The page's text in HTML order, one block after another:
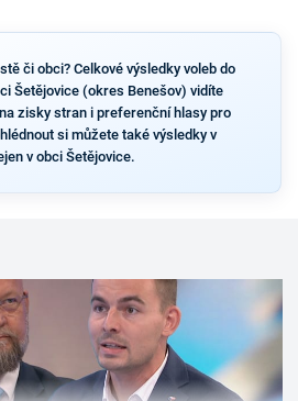
či obci? Celkové výsledky voleb do
Šetějovice (okres Benešov) vidíte
zisky stran i preferenční hlasy pro
si můžete také výsledky v
v obci Šetějovice.